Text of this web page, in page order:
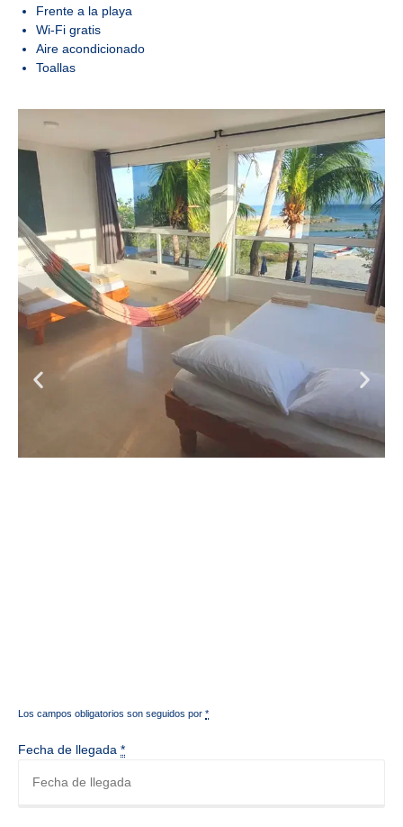
Frente a la playa
Wi-Fi gratis
Aire acondicionado
Toallas
Los campos obligatorios son seguidos por *
Fecha de llegada *